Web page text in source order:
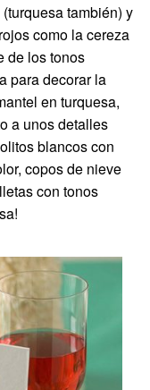
también) y
como la cereza
de los tonos
para decorar la
en turquesa,
a unos detalles
blancos con
copos de nieve
con tonos